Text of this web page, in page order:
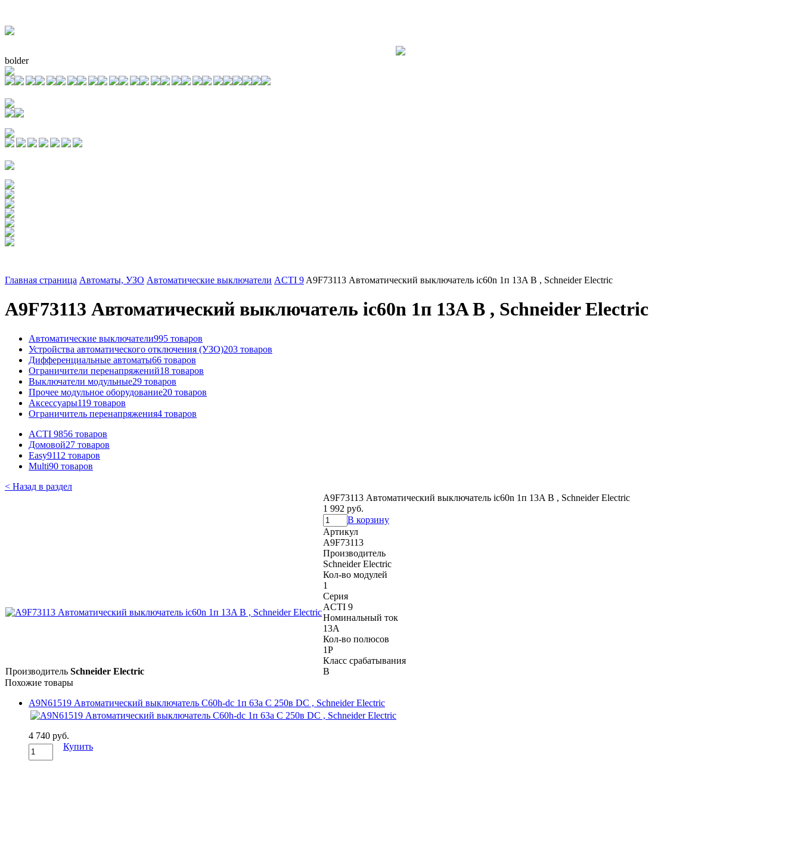
bolder
Главная страница Автоматы, УЗО Автоматические выключатели ACTI 9 A9F73113 Автоматический выключатель ic60n 1п 13A B , Schneider Electric
A9F73113 Автоматический выключатель ic60n 1п 13A B , Schneider Electric
Автоматические выключатели995 товаров
Устройства автоматического отключения (УЗО)203 товаров
Дифференциальные автоматы66 товаров
Ограничители перенапряжений18 товаров
Выключатели модульные29 товаров
Прочее модульное оборудование20 товаров
Аксессуары119 товаров
Ограничитель перенапряжения4 товаров
ACTI 9856 товаров
Домовой27 товаров
Easy9112 товаров
Multi90 товаров
< Назад в раздел
A9F73113 Автоматический выключатель ic60n 1п 13A B , Schneider Electric
1 992 руб.
В корзину
Артикул
A9F73113
Производитель
Schneider Electric
Кол-во модулей
1
Серия
ACTI 9
Номинальный ток
13A
Кол-во полюсов
1P
Класс срабатывания
B
Производитель Schneider Electric
Похожие товары
A9N61519 Автоматический выключатель C60h-dc 1п 63а C 250в DC , Schneider Electric
4 740 руб.
Купить